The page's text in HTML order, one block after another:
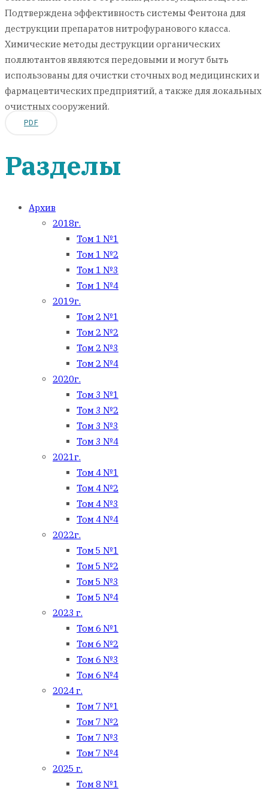
Подтверждена эффективность системы Фентона для
деструкции препаратов нитрофуранового класса.
Химические методы деструкции органических
поллютантов являются передовыми и могут быть
использованы для очистки сточных вод медицинских и
фармацевтических предприятий, а также для локальных
очистных сооружений.
PDF
Разделы
Архив
2018г.
Том 1 №1
Том 1 №2
Том 1 №3
Том 1 №4
2019г.
Том 2 №1
Том 2 №2
Том 2 №3
Том 2 №4
2020г.
Том 3 №1
Том 3 №2
Том 3 №3
Том 3 №4
2021г.
Том 4 №1
Том 4 №2
Том 4 №3
Том 4 №4
2022г.
Том 5 №1
Том 5 №2
Том 5 №3
Том 5 №4
2023 г.
Том 6 №1
Том 6 №2
Том 6 №3
Том 6 №4
2024 г.
Том 7 №1
Том 7 №2
Том 7 №3
Том 7 №4
2025 г.
Том 8 №1